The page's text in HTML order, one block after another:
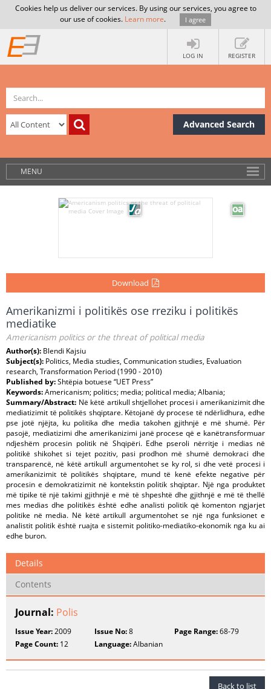
Cookies help us deliver our services. By using our services, you agree to
our use of cookies. Learn more. I agree
LOG IN REGISTER
Advanced Search
MENU
Download
Amerikanizmi i politikës ose rreziku i politikës
mediatike
Americanism politics or the threat of political media
Author(s): Blendi Kajsiu
Subject(s): Politics, Media studies, Communication studies, Evaluation
research, Transformation Period (1990 - 2010)
Published by:Shtëpia botuese “UET Press”
Keywords:Americanism; politics; media; political media; Albania;
Summary/Abstract: Në këtë artikull shtjellohet procesi i amerikanizimit dhe
mediatizimit të politikës shqiptare. Këtojanë dy procese të ndërlidhura, edhe
pse jotë njëjta, ku politika dhe media takohen gjithnjë e më shumë. Për
pasojë, mediatizimi dhe amerikanizimi janë procese që e kanëtransformuar
ndjeshëm procesin politik në Shqipëri. Edhe pseroli nërritje i medias në
politikë shikohet si tejet pozitiv, pasi prodhon më shumë demokraci dhe
transparencë, në këtë artikull argumentohet se ky rol, si dhe vetë procesi i
amerikanizimit të politikës shqiptare, mund të kenë efekte negative për
procesin e demokratizimit në kontekstin politik shqiptar. Një nga produktet
më tipike të një takimi gjithnjë e më të shpeshtë dhe gjithnjë e më të thellë
mes medias dhe politikës është edhe analisti politik që komenton ngjarjet
politike në media. Në këtë artikull argumentohet se një nga funksionet e
analistit politik është ruajta e sistemit politiko-mediatiko-ekonomik nga ku ai
edhe buron.
Details
Contents
Journal: Polis
Issue Year:2009 Issue No:8 Page Range:68-79
Page Count: 12 Language:Albanian
Back to list